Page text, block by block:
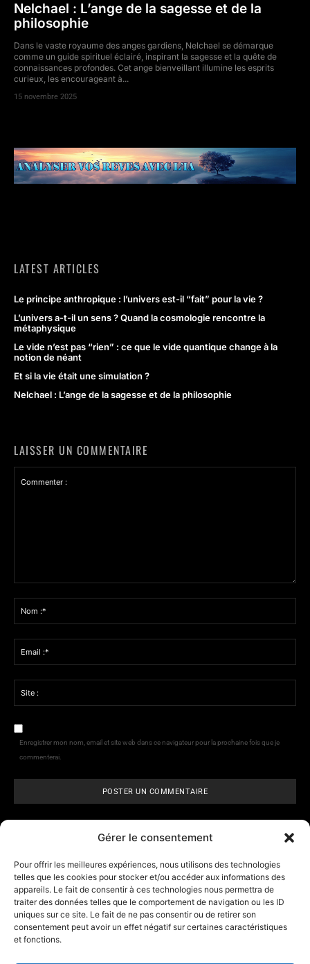
Gérer le consentement
Pour offrir les meilleures expériences, nous utilisons des technologies
telles que les cookies pour stocker et/ou accéder aux informations des
appareils. Le fait de consentir à ces technologies nous permettra de
traiter des données telles que le comportement de navigation ou les ID
uniques sur ce site. Le fait de ne pas consentir ou de retirer son
consentement peut avoir un effet négatif sur certaines caractéristiques
et fonctions.
Nelchael : L’ange de la sagesse et de la
philosophie
Dans le vaste royaume des anges gardiens, Nelchael se démarque
comme un guide spirituel éclairé, inspirant la sagesse et la quête de
connaissances profondes. Cet ange bienveillant illumine les esprits
curieux, les encourageant à...
15 novembre 2025
LATEST ARTICLES
Le principe anthropique : l’univers est-il “fait” pour la vie ?
L’univers a-t-il un sens ? Quand la cosmologie rencontre la
métaphysique
Le vide n’est pas “rien” : ce que le vide quantique change à la
notion de néant
Et si la vie était une simulation ?
Nelchael : L’ange de la sagesse et de la philosophie
LAISSER UN COMMENTAIRE
:
Enregistrer mon nom, email et site web dans ce navigateur pour la prochaine fois que je
commenterai.
ARCANE VISIONS- Tarologie,
numérologie et
horoscope